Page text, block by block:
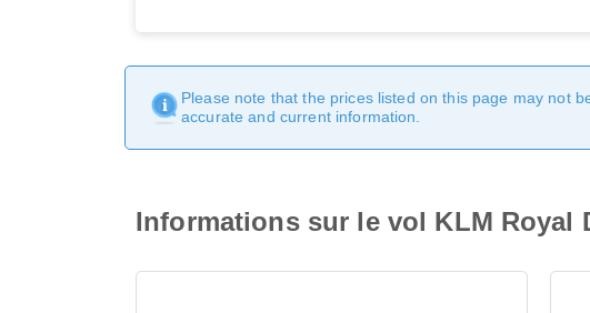
Please note that the prices listed on this page may not
accurate and current information.
Informations sur le vol KLM Royal